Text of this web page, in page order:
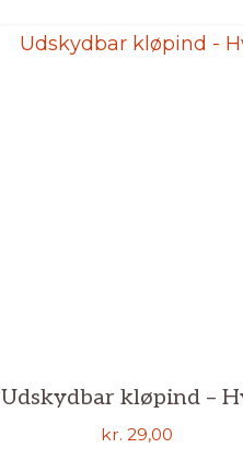
Udskydbar kløpind –
kr. 29,00